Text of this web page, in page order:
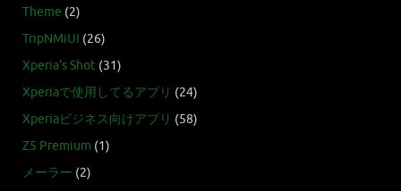
Theme (2)
TripNMiUI (26)
Xperia's Shot (31)
Xperiaで使用してるアプリ (24)
Xperiaビジネス向けアプリ (58)
Z5 Premium (1)
メーラー (2)